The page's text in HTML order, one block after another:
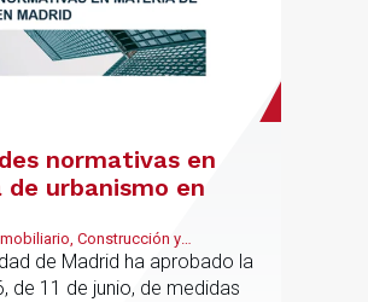
normativas en
urbanismo en
Construcción y
de Madrid ha aprobado la
de 11 de junio, de medidas